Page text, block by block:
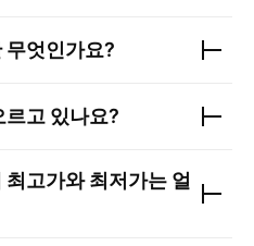
무엇인가요?
르고 있나요?
최고가와 최저가는 얼